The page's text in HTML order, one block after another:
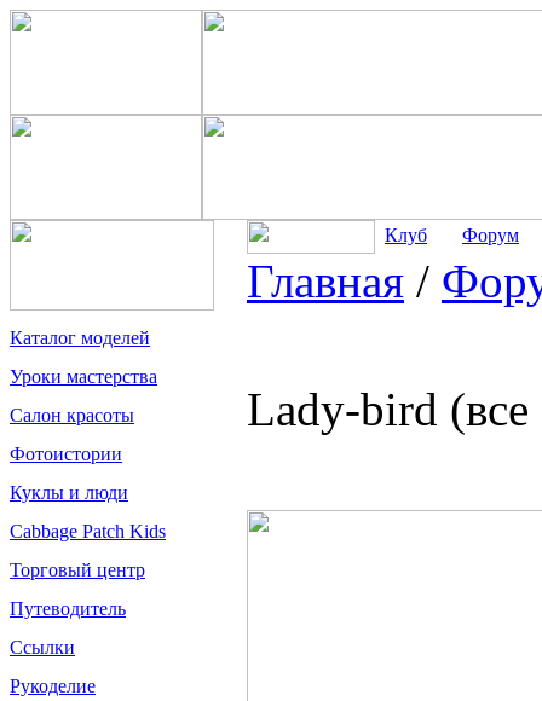
Каталог моделей
Уроки мастерства
Салон красоты
Фотоистории
Куклы и люди
Cabbage Patch Kids
Торговый центр
Путеводитель
Ссылки
Рукоделие
Клуб Форум
Главная /
Lady-bird